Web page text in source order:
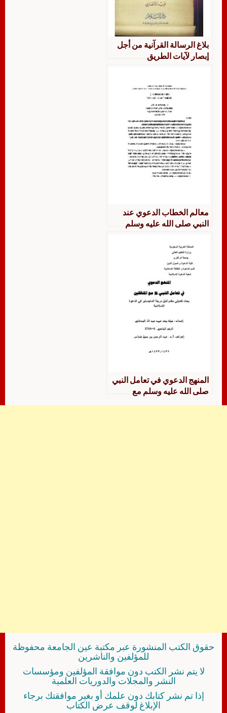
بلاغ الرسالة القرآنية من أجل
إبصار لآيات الطريق
معالم الخطاب الدعوي عند
النبي صلى الله عليه وسلم
المنهج الدعوي في تعامل النبي
صلى الله عليه وسلم مع
حقوق الكتب المنشورة عبر مكتبة عين الجامعة محفوظة
للمؤلفين والناشرين
لا يتم نشر الكتب دون موافقة المؤلفين ومؤسسات
النشر والمجلات والدوريات العلمية
إذا تم نشر كتابك دون علمك أو بغير موافقتك برجاء
الإبلاغ لوقف عرض الكتاب